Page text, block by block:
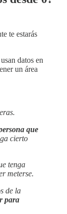
te estarás
datos en
un área
que
cierto
tenga
meterse.
de la
para